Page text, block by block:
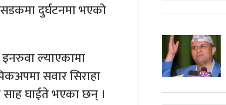
दुर्घटनमा भएको
ल्याएकामा
सवार सिराहा
घाईते भएका छन् ।